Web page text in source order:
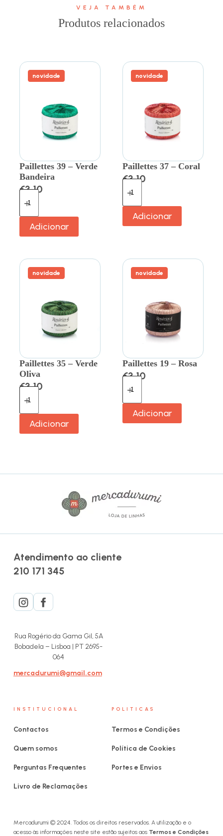
VEJA TAMBÉM
Produtos relacionados
novidade
Paillettes 39 – Verde
Bandeira
€3.10
Adicionar
novidade
Paillettes 37 – Coral
€3.10
Adicionar
novidade
Paillettes 35 – Verde
Oliva
€3.10
Adicionar
novidade
Paillettes 19 – Rosa
€3.10
Adicionar
Atendimento ao cliente
210 171 345
Rua Rogério da Gama Gil, 5A
Bobadela – Lisboa | PT 2695-
064
mercadurumi@gmail.com
INSTITUCIONAL
Contactos
Quem somos
Perguntas Frequentes
Livro de Reclamações
POLITICAS
Termos e Condições
Política de Cookies
Portes e Envios
Mercadurumi © 2024. Todos os direitos reservados. A utilização e o
acesso às informações neste site estão sujeitos aos Termos e Condições